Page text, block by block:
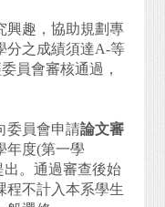
興趣，協助規劃專
分之成績須達A-等
員會審核通過，
委員會申請論文審
年度(第一學
出。通過審查後始
程不計入本系學生